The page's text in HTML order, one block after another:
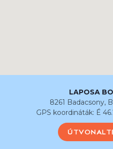
LAPOSA
8261 Badacsony,
GPS koordináták: É